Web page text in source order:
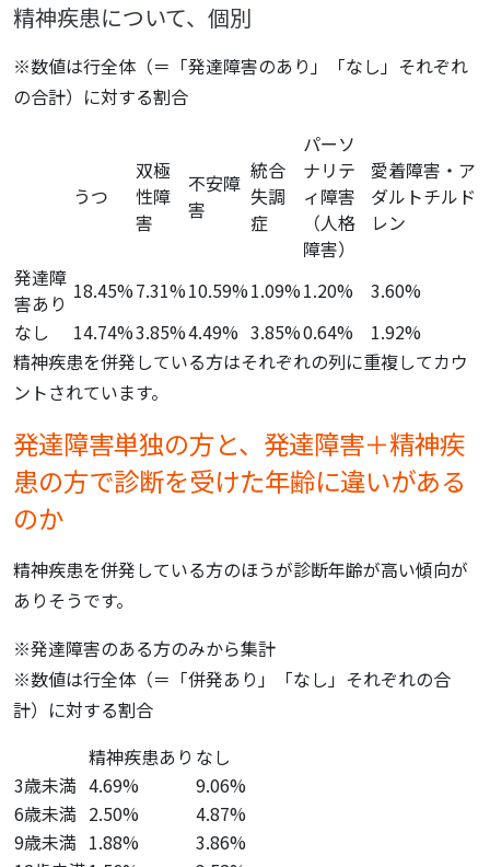
精神疾患について、個別
※数値は行全体（＝「発達障害のあり」「なし」それぞれ
の合計）に対する割合
うつ
双極
性障
害
不安障
害
統合
失調
症
パーソ
ナリテ
ィ障害
（人格
障害）
愛着障害・ア
ダルトチルド
レン
発達障
害あり 18.45%7.31%10.59%1.09%1.20%
3.60%
なし
14.74%3.85%4.49% 3.85%0.64%
1.92%
精神疾患を併発している方はそれぞれの列に重複してカウ
ントされています。
発達障害単独の方と、発達障害＋精神疾
患の方で診断を受けた年齢に違いがある
のか
精神疾患を併発している方のほうが診断年齢が高い傾向が
ありそうです。
※発達障害のある方のみから集計
※数値は行全体（＝「併発あり」「なし」それぞれの合
計）に対する割合
精神疾患あり なし
3歳未満 4.69%
9.06%
6歳未満 2.50%
4.87%
9歳未満 1.88%
3.86%